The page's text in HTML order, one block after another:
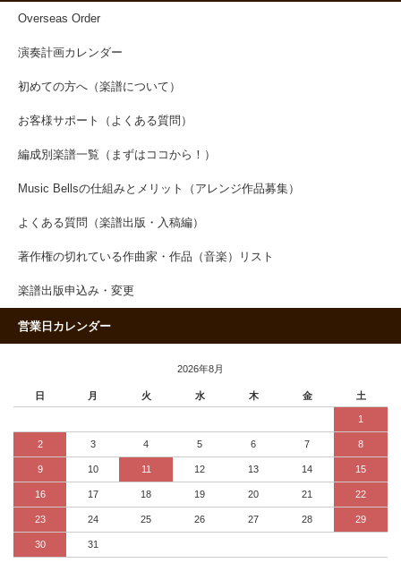
Overseas Order
演奏計画カレンダー
初めての方へ（楽譜について）
お客様サポート（よくある質問）
編成別楽譜一覧（まずはココから！）
Music Bellsの仕組みとメリット（アレンジ作品募集）
よくある質問（楽譜出版・入稿編）
著作権の切れている作曲家・作品（音楽）リスト
楽譜出版申込み・変更
営業日カレンダー
2026年8月
日 月 火 水 木 金 土
1
2 3 4 5 6 7 8
9 10 11 12 13 14 15
16 17 18 19 20 21 22
23 24 25 26 27 28 29
30 31